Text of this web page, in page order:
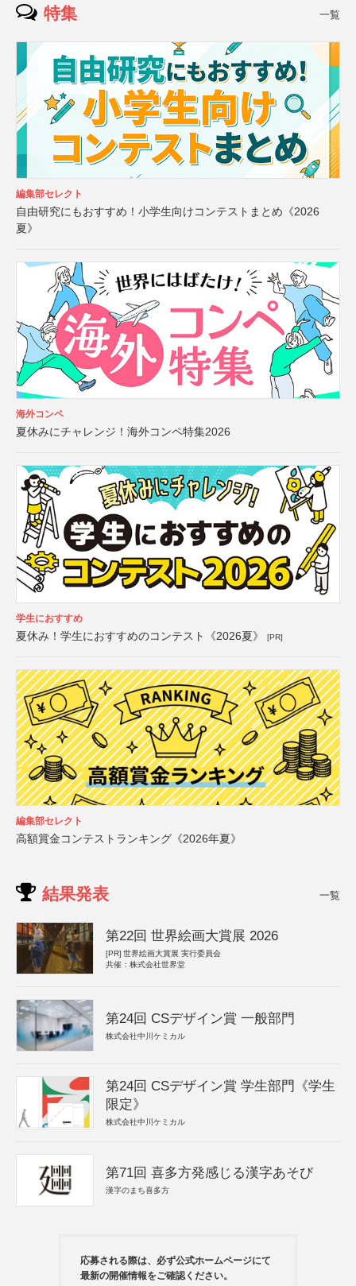
特集 一覧
編集部セレクト
自由研究にもおすすめ！小学生向けコンテストまとめ《2026
夏》
海外コンペ
夏休みにチャレンジ！海外コンペ特集2026
学生におすすめ
夏休み！学生におすすめのコンテスト《2026夏》 [PR]
編集部セレクト
高額賞金コンテストランキング《2026年夏》
結果発表 一覧
第22回 世界絵画大賞展 2026
[PR] 世界絵画大賞展 実行委員会
共催：株式会社世界堂
第24回 CSデザイン賞 一般部門
株式会社中川ケミカル
第24回 CSデザイン賞 学生部門《学生
限定》
株式会社中川ケミカル
第71回 喜多方発感じる漢字あそび
漢字のまち喜多方
応募される際は、必ず公式ホームページにて
最新の開催情報をご確認ください。